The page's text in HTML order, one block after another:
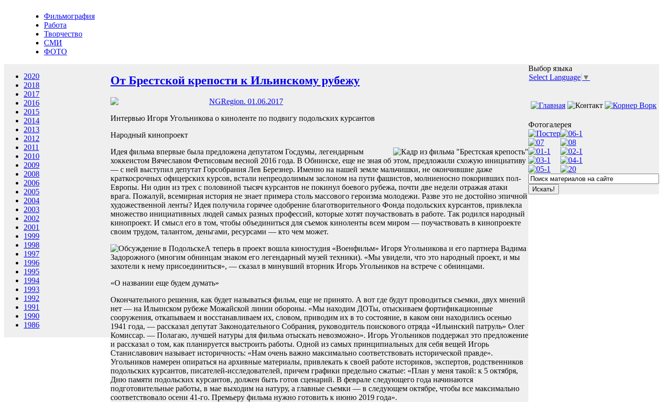
Фильмография
Работа
Творчество
СМИ
ФОТО
2020
2018
2017
2016
2015
2014
2013
2012
2011
2010
2009
2008
2006
2005
2004
2003
2002
2001
1999
1998
1997
1996
1995
1994
1993
1992
1991
1990
1986
От Брестской крепости к Ильинскому рубежу
NGRegion. 01.06.2017
Интервью Игоря Угольникова о киноленте по подвигу подольских курсантов
Народный кинопроект
Идея фильма впервые была предложена депутатом Госдумы, легендарным
хоккеистом Вячеславом Фетисовым весной 2016 года. В Обнинске, еще не зная об этом, предложили схожую инициативу
— с ней выступил депутат Горсобрания Лев Березнер. Именно на нашей земле мальчишки, не окончившие даже
краткосрочных офицерских курсов, встали непреодолимым заслоном на пути фашистов, молниеносно покоривших пол-
Европы. Ни один из трех с половиной тысяч курсантов не покинул боевого рубежа, почти две недели отражая атаки
врага. Пожалуй, всемирная история не знает примера столь массового героизма молодежи. Разве это не достойно эпичной
художественной ленты? Идея получила горячее одобрение благотворительного Фонда подольских курсантов, привлекла
множество инициативных людей самых разных профессий, которые хотят поучаствовать в работе. Так родился народный
кинопроект. И смысл его в том, чтобы объединиться для съемок киноленты всем миром — поучаствовать в кинопроекте
своим трудом, талантом, деньгами, ресурсами — кто чем может.
А теперь в проект вошла киностудия «Военфильм» Игоря Угольникова и его партнера Вадима
Задорожного (многим обнинцам знаком его легендарный музей техники). «Мы увидели, что это народный проект, и мы
захотели к нему присоединиться», — сказал в минувший вторник Игорь Угольников на встрече с обнинцами.
«О названии еще будем думать»
Окончательного решения, как будет называться фильм, еще не принято. А вот где будут проводиться съемки, двух мнений
нет — на Ильинском рубеже Можайской линии обороны. «Мы находим ДОТы, отыскиваем фортификационные
сооружения, откапываем и восстанавливаем их, словом, приводим их в то состояние, в каком они находились осенью
1941 года, — рассказал депутат Законодательного Собрания, руководитель поискового отряда «Ильинский патруль» Олег
Комиссар. — Полагаю, лучшей натуры для фильма отыскать невозможно». Игорь Угольников поддержал это предложение
и рассказал о том, как планируется выстроить работы. Одной из самых принципиальных для себя вещей Игорь
Станиславович называет историчность: «Нам очень важно максимально соответствовать исторической правде».
Угольников намерен опираться на архивные материалы, привлекать к своей работе историков, экспертов, родственников
подольских курсантов, писателей-исследователей, причем графики предельно сжатые: «План у меня такой: к 5 октября,
Дню памяти подольских курсантов, должен быть готов сценарий. В феврале следующего года начинаются
подготовительные работы, в мае выходим на натуру, а главные съемки — в следующем октябре, чтобы все максимально
соответствовало осени 41-го. Премьеру фильма нужно готовить к июню 2019 года».
Выбор языка
Select Language ▼
Фотогалерея